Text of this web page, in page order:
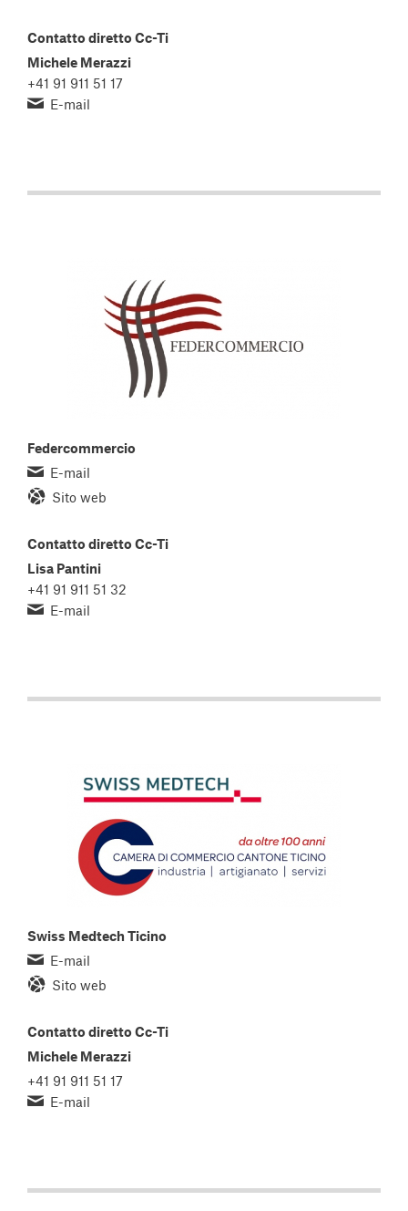
Contatto diretto Cc-Ti
Michele Merazzi
+41 91 911 51 17
E-mail
Federcommercio
E-mail
Sito web
Contatto diretto Cc-Ti
Lisa Pantini
+41 91 911 51 32
E-mail
Swiss Medtech Ticino
E-mail
Sito web
Contatto diretto Cc-Ti
Michele Merazzi
+41 91 911 51 17
E-mail